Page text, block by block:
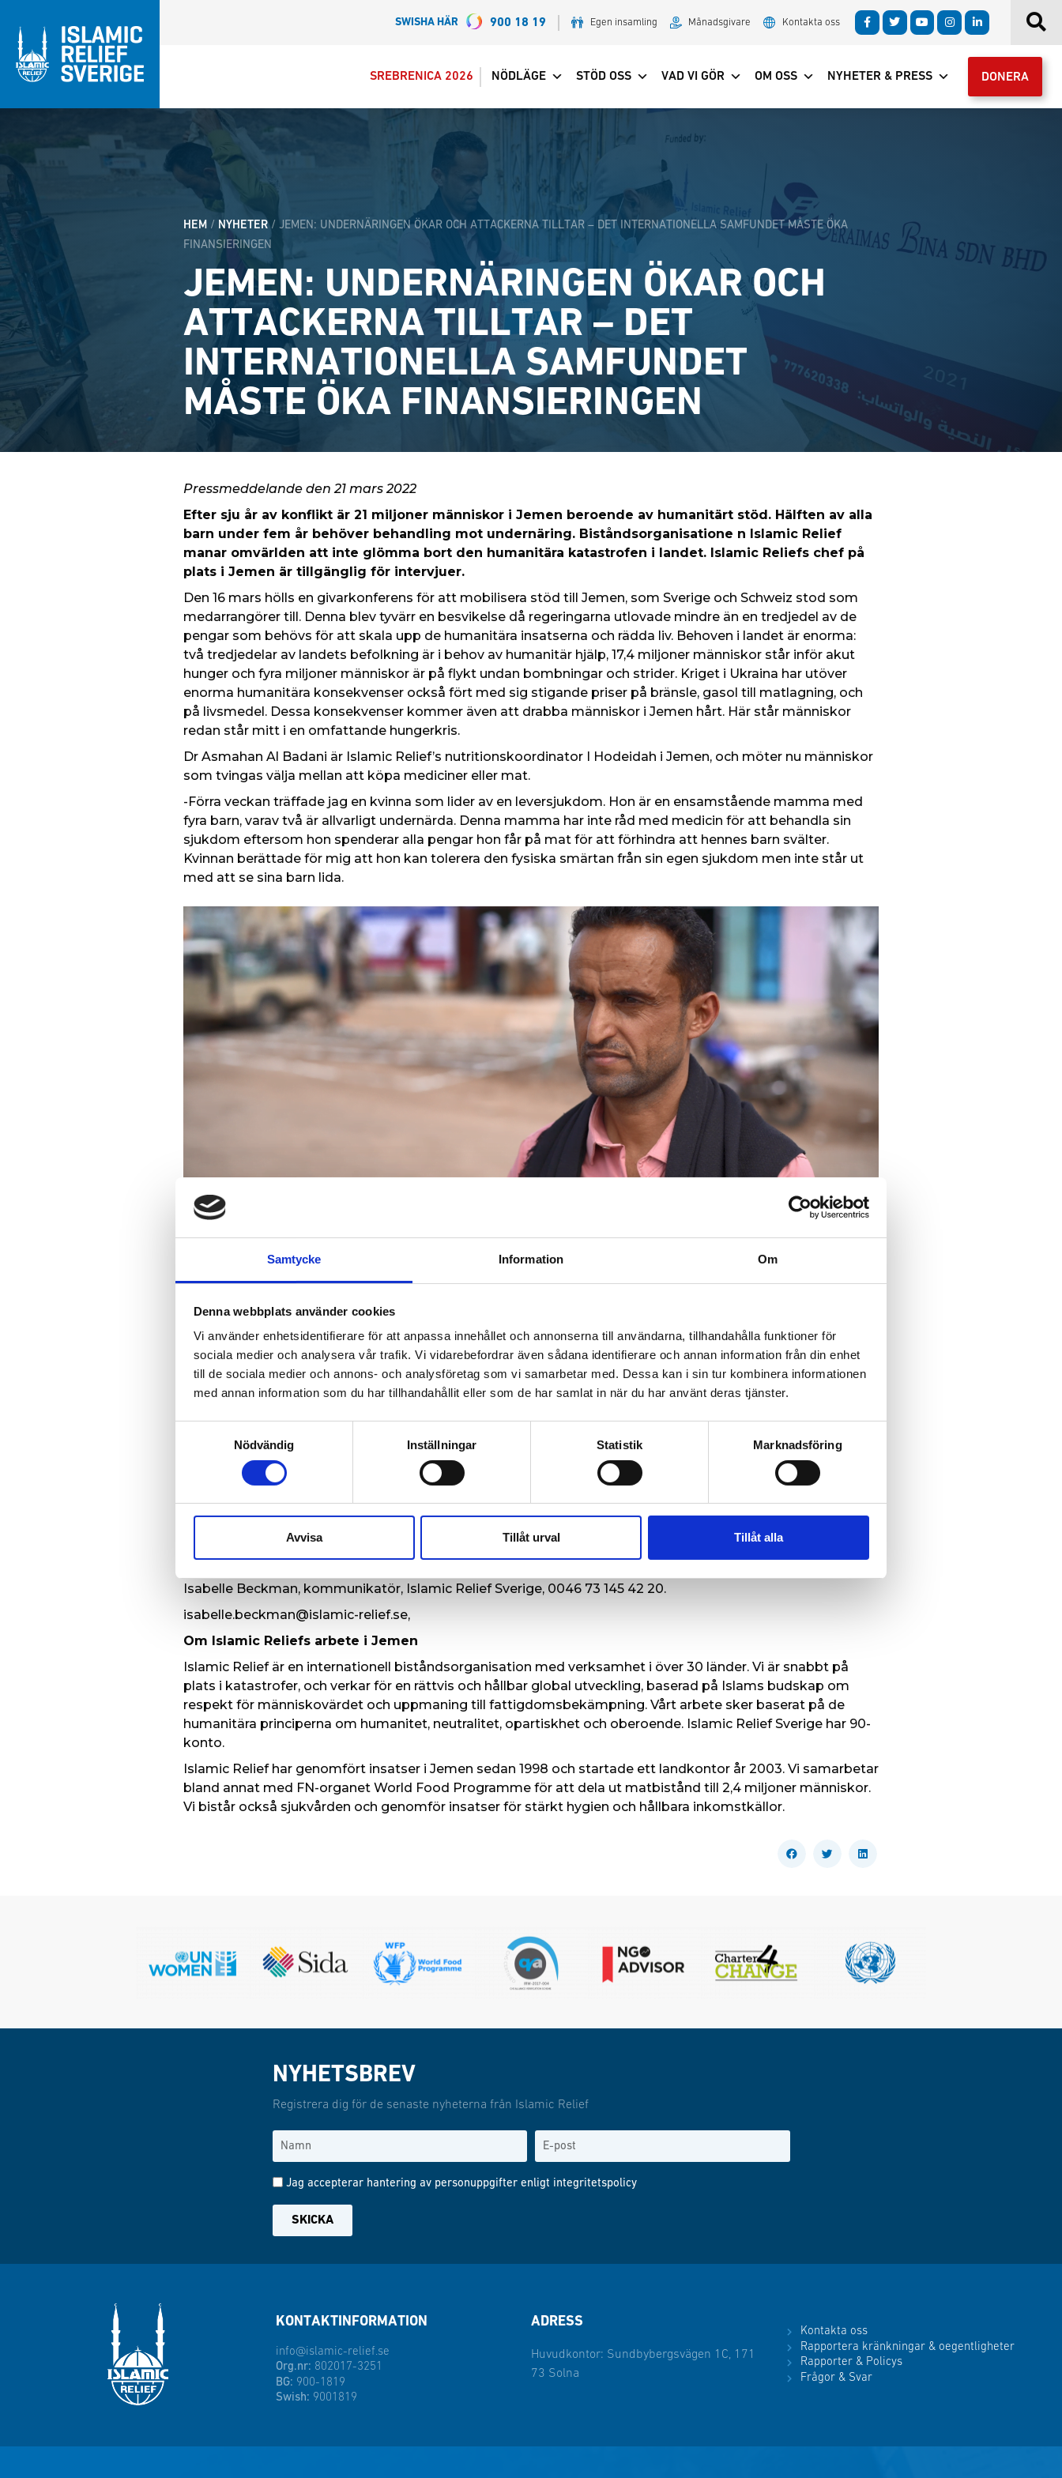
Samtycke Information Om
Denna webbplats använder cookies
Vi använder enhetsidentifierare för att anpassa innehållet och annonserna till användarna, tillhandahålla funktioner för
sociala medier och analysera vår trafik. Vi vidarebefordrar även sådana identifierare och annan information från din enhet
till de sociala medier och annons- och analysföretag som vi samarbetar med. Dessa kan i sin tur kombinera informationen
med annan information som du har tillhandahållit eller som de har samlat in när du har använt deras tjänster.
Nödvändig
Inställningar Statistik Marknadsföring
Avvisa Tillåt urval Tillåt alla
SWISHA HÄR 900 18 19 Egen insamling Månadsgivare Kontakta oss
SREBRENICA 2026 NÖDLÄGE STÖD OSS VAD VI GÖR OM OSS NYHETER & PRESS DONERA
HEM / NYHETER/ JEMEN: UNDERNÄRINGEN ÖKAR OCH ATTACKERNA TILLTAR – DET INTERNATIONELLA SAMFUNDET MÅSTE ÖKA
FINANSIERINGEN
JEMEN: UNDERNÄRINGEN ÖKAR OCH
ATTACKERNA TILLTAR – DET
INTERNATIONELLA SAMFUNDET
MÅSTE ÖKA FINANSIERINGEN
Pressmeddelande den 21 mars 2022
Efter sju år av konflikt är 21 miljoner människor i Jemen beroende av humanitärt stöd. Hälften av alla
barn under fem år behöver behandling mot undernäring. Biståndsorganisatione n Islamic Relief
manar omvärlden att inte glömma bort den humanitära katastrofen i landet. Islamic Reliefs chef på
plats i Jemen är tillgänglig för intervjuer.
Den 16 mars hölls en givarkonferens för att mobilisera stöd till Jemen, som Sverige och Schweiz stod som
medarrangörer till. Denna blev tyvärr en besvikelse då regeringarna utlovade mindre än en tredjedel av de
pengar som behövs för att skala upp de humanitära insatserna och rädda liv. Behoven i landet är enorma:
två tredjedelar av landets befolkning är i behov av humanitär hjälp, 17,4 miljoner människor står inför akut
hunger och fyra miljoner människor är på flykt undan bombningar och strider. Kriget i Ukraina har utöver
enorma humanitära konsekvenser också fört med sig stigande priser på bränsle, gasol till matlagning, och
på livsmedel. Dessa konsekvenser kommer även att drabba människor i Jemen hårt. Här står människor
redan står mitt i en omfattande hungerkris.
Dr Asmahan Al Badani är Islamic Relief’s nutritionskoordinator I Hodeidah i Jemen, och möter nu människor
som tvingas välja mellan att köpa mediciner eller mat.
-Förra veckan träffade jag en kvinna som lider av en leversjukdom. Hon är en ensamstående mamma med
fyra barn, varav två är allvarligt undernärda. Denna mamma har inte råd med medicin för att behandla sin
sjukdom eftersom hon spenderar alla pengar hon får på mat för att förhindra att hennes barn svälter.
Kvinnan berättade för mig att hon kan tolerera den fysiska smärtan från sin egen sjukdom men inte står ut
med att se sina barn lida.
De humanitära insatserna i Jemen är genomgående underfinansierade. Islamic Relief förser regelbundet 2,4
senaste tre åren har Islamic Relief finansierat insatser för 24 miljoner pund insamlade från privata givare
världen över.
Med stöd av svenska Sidaarbetar Islamic Relief med att stärka matsäkerheten och tillgången till rent
vatten och sanitet samt hållbara inkomstkällor. Detta görs bland annat genom kontantstöd, stöd till
lantbrukare och till kvinnor som driver egna verksamheter, samt uppbyggnad och rehabilitering av
Islamic Reliefs budskap:
Islamic Relief uppmanar alla parter i konflikten att skydda civila.
Islamic Relief uppmanar internationella givare att avsätta flexibelt och flerårigt stöd till den humanitära
humanitära insatserna och ofta är kraftigt underfinansierade.
För förmedling av intervjuer med landchefen för Islamic Reliefs Jemenkontor, kontakta:
Isabelle Beckman, kommunikatör, Islamic Relief Sverige, 0046 73 145 42 20.
isabelle.beckman@islamic-relief.se,
Om Islamic Reliefs arbete i Jemen
Islamic Relief är en internationell biståndsorganisation med verksamhet i över 30 länder. Vi är snabbt på
plats i katastrofer, och verkar för en rättvis och hållbar global utveckling, baserad på Islams budskap om
respekt för människovärdet och uppmaning till fattigdomsbekämpning. Vårt arbete sker baserat på de
humanitära principerna om humanitet, neutralitet, opartiskhet och oberoende. Islamic Relief Sverige har 90-
konto.
Islamic Relief har genomfört insatser i Jemen sedan 1998 och startade ett landkontor år 2003. Vi samarbetar
bland annat med FN-organet World Food Programme för att dela ut matbistånd till 2,4 miljoner människor.
Vi bistår också sjukvården och genomför insatser för stärkt hygien och hållbara inkomstkällor.
NYHETSBREV
Registrera dig för de senaste nyheterna från Islamic Relief
Jag accepterar hantering av personuppgifter enligt integritetspolicy
SKICKA
KONTAKTINFORMATION
info@islamic-relief.se
Org.nr: 802017-3251
BG: 900-1819
Swish: 9001819
ADRESS
Huvudkontor: Sundbybergsvägen 1C, 171
73 Solna
Kontakta oss
Rapportera kränkningar & oegentligheter
Rapporter & Policys
Frågor & Svar